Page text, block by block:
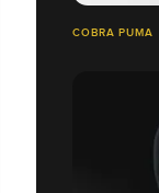
COBRA PUMA